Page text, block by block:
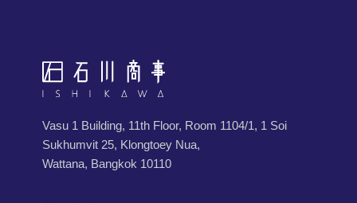
Vasu 1 Building, 11th Floor, Room 1104/1, 1 Soi
Sukhumvit 25, Klongtoey Nua,
Wattana, Bangkok 10110